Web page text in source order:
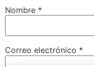
Nombre *
Correo electrónico *